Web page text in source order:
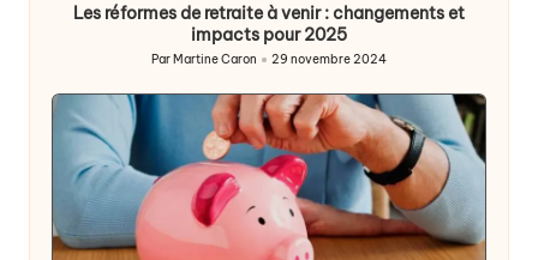
Les réformes de retraite à venir : changements et
impacts pour 2025
Publié
par
ParMartine Caron 29 novembre 2024